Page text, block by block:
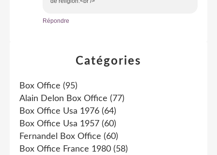
Répondre
Catégories
Box Office (95)
Alain Delon Box Office (77)
Box Office Usa 1976 (64)
Box Office Usa 1957 (60)
Fernandel Box Office (60)
Box Office France 1980 (58)